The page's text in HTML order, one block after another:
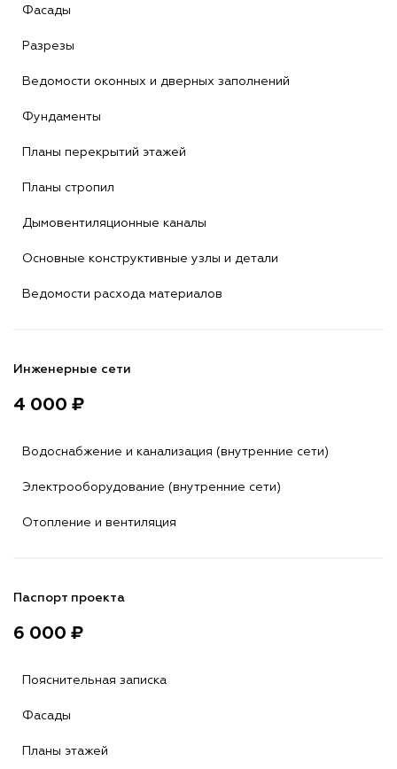
Фасады
Разрезы
Ведомости оконных и дверных заполнений
Фундаменты
Планы перекрытий этажей
Планы стропил
Дымовентиляционные каналы
Основные конструктивные узлы и детали
Ведомости расхода материалов
Инженерные сети
4 000 ₽
Водоснабжение и канализация (внутренние сети)
Электрооборудование (внутренние сети)
Отопление и вентиляция
Паспорт проекта
6 000 ₽
Пояснительная записка
Фасады
Планы этажей